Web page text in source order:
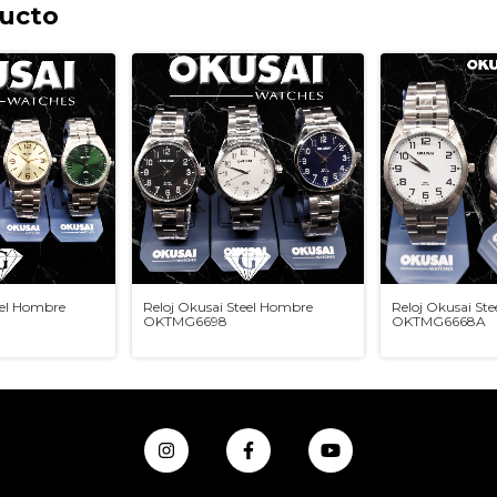
Hombre
Reloj Okusai Steel Hombre
OKTMG6698
Reloj Okusai
OKTMG6668A